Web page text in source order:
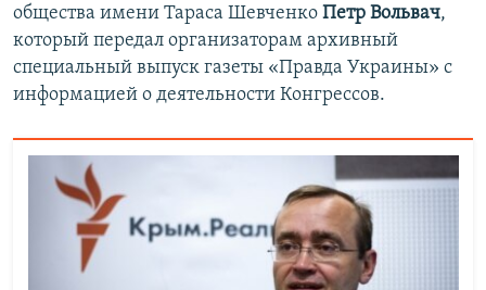
общества имени Тараса Шевченко Петр Вольвач,
который передал организаторам архивный
специальный выпуск газеты «Правда Украины» с
информацией о деятельности Конгрессов.